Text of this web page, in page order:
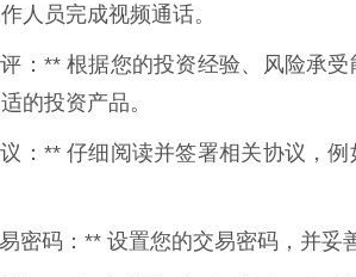
人员完成视频通话。
：** 根据您的投资经验、风险承
的投资产品。
：** 仔细阅读并签署相关协议，
密码：** 设置您的交易密码，并妥